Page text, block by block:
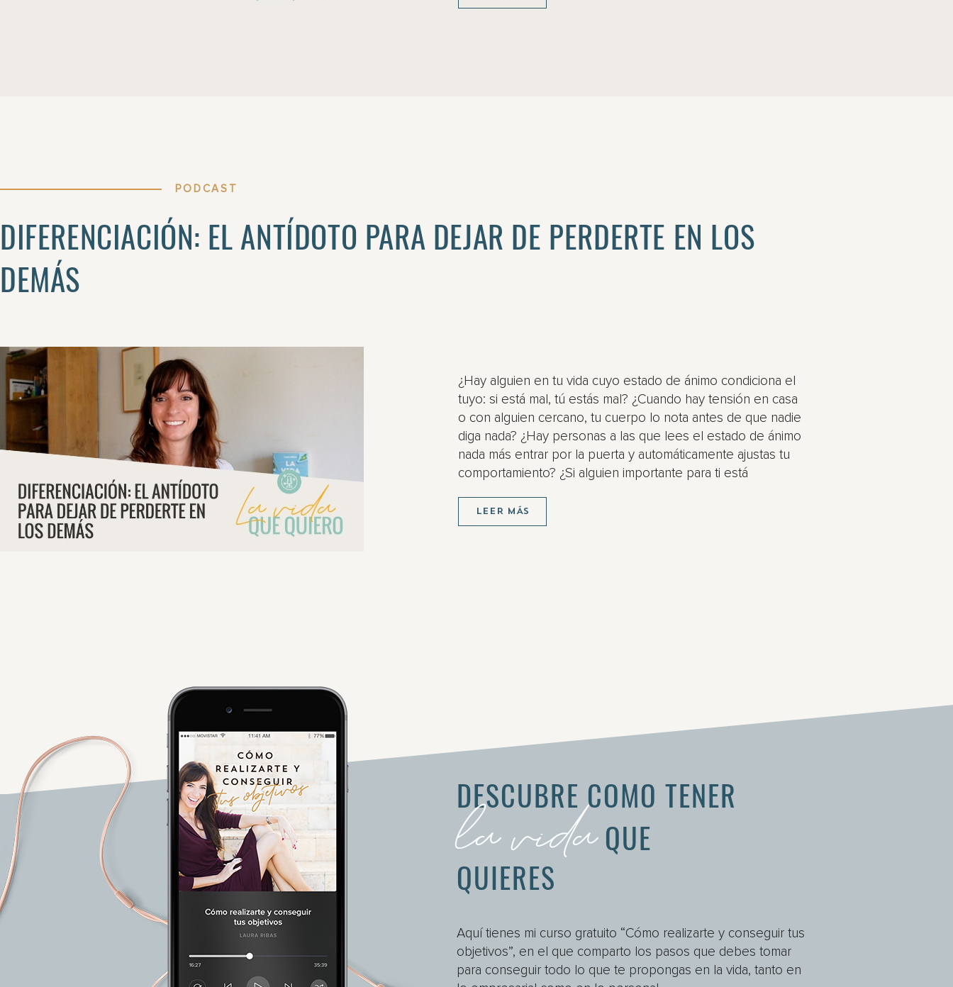
PODCAST
DIFERENCIACIÓN: EL ANTÍDOTO PARA DEJAR DE PERDERTE EN LOS
DEMÁS
¿Hay alguien en tu vida cuyo estado de ánimo condiciona el
tuyo: si está mal, tú estás mal? ¿Cuando hay tensión en casa
o con alguien cercano, tu cuerpo lo nota antes de que nadie
diga nada? ¿Hay personas a las que lees el estado de ánimo
nada más entrar por la puerta y automáticamente ajustas tu
comportamiento? ¿Si alguien importante para ti está
LEER MÁS
DESCUBRE COMO TENER
la vidaQUE
QUIERES
Aquí tienes mi curso gratuito “Cómo realizarte y conseguir tus
objetivos”, en el que comparto los pasos que debes tomar
para conseguir todo lo que te propongas en la vida, tanto en